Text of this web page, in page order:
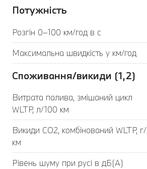
Потужність
Розгін 0–100 км/год в с
Максимальна швидкість у км/год
Споживання/викиди (1,2)
Витрата палива, змішаний цикл
WLTP, л/100 км
Викиди CO2, комбінований WLTP, г/
км
Рівень шуму при русі в дБ(А)